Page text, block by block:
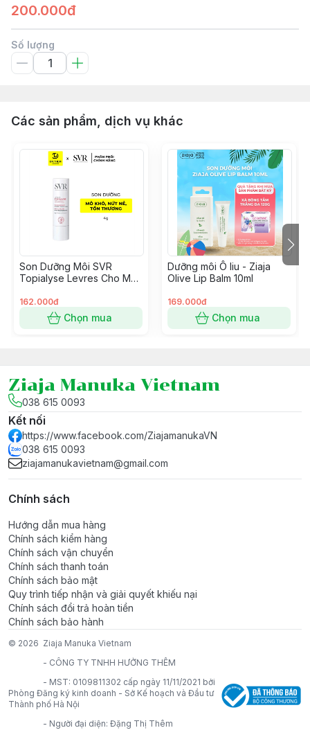
200.000đ
Số lượng
Các sản phẩm, dịch vụ khác
Son Dưỡng Môi SVR
Topialyse Levres Cho Môi
Thương 4g
162.000đ
Chọn mua
Dưỡng môi Ô liu - Ziaja
Olive Lip Balm 10ml
169.000đ
Chọn mua
Ziaja Manuka Vietnam
038 615 0093
Kết nối
https://www.facebook.com/ZiajamanukaVN
038 615 0093
ziajamanukavietnam@gmail.com
Chính sách
Hướng dẫn mua hàng
Chính sách kiểm hàng
Chính sách vận chuyển
Chính sách thanh toán
Chính sách bảo mật
Quy trình tiếp nhận và giải quyết khiếu nại
Chính sách đổi trả hoàn tiền
Chính sách bảo hành
© 2026 Ziaja Manuka Vietnam
- CÔNG TY TNHH HƯỞNG THÊM
- MST: 0109811302 cấp ngày 11/11/2021 bởi
Phòng Đăng ký kinh doanh - Sở Kế hoạch và Đầu tư
Thành phố Hà Nội
- Người đại diện: Đặng Thị Thêm